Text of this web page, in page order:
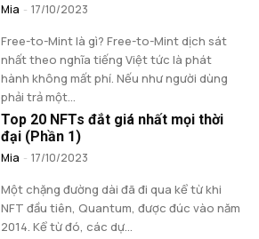
Mia - 17/10/2023
Free-to-Mint là gì? Free-to-Mint dịch sát
nhất theo nghĩa tiếng Việt tức là phát
hành không mất phí. Nếu như người dùng
phải trả một...
Top 20 NFTs đắt giá nhất mọi thời
đại (Phần 1)
Mia - 17/10/2023
Một chặng đường dài đã đi qua kể từ khi
NFT đầu tiên, Quantum, được đúc vào năm
2014. Kể từ đó, các dự...